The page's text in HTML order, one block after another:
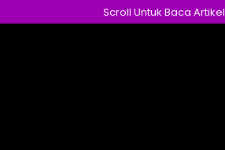
ke
Scroll Untuk Baca Artikel